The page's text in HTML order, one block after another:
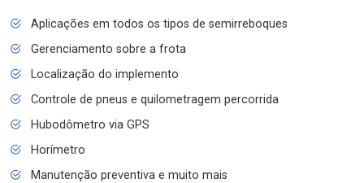
Aplicações em todos os tipos de semirreboques
Gerenciamento sobre a frota
Localização do implemento
Controle de pneus e quilometragem percorrida
Hubodômetro via GPS
Horímetro
Manutenção preventiva e muito mais